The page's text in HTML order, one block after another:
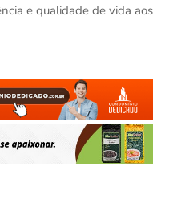
e qualidade de vida aos